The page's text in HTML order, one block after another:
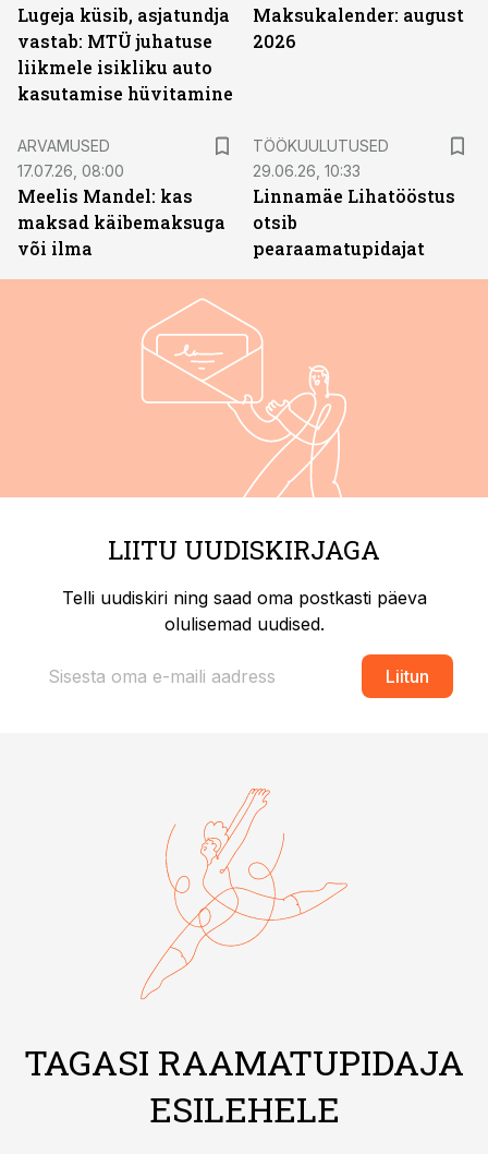
Lugeja küsib, asjatundja
vastab: MTÜ juhatuse
liikmele isikliku auto
kasutamise hüvitamine
Maksukalender: august
2026
ARVAMUSED
17.07.26, 08:00
Meelis Mandel: kas
maksad käibemaksuga
või ilma
TÖÖKUULUTUSED
29.06.26, 10:33
Linnamäe Lihatööstus
otsib
pearaamatupidajat
LIITU UUDISKIRJAGA
Telli uudiskiri ning saad oma postkasti päeva
olulisemad uudised.
Liitun
TAGASI RAAMATUPIDAJA
ESILEHELE